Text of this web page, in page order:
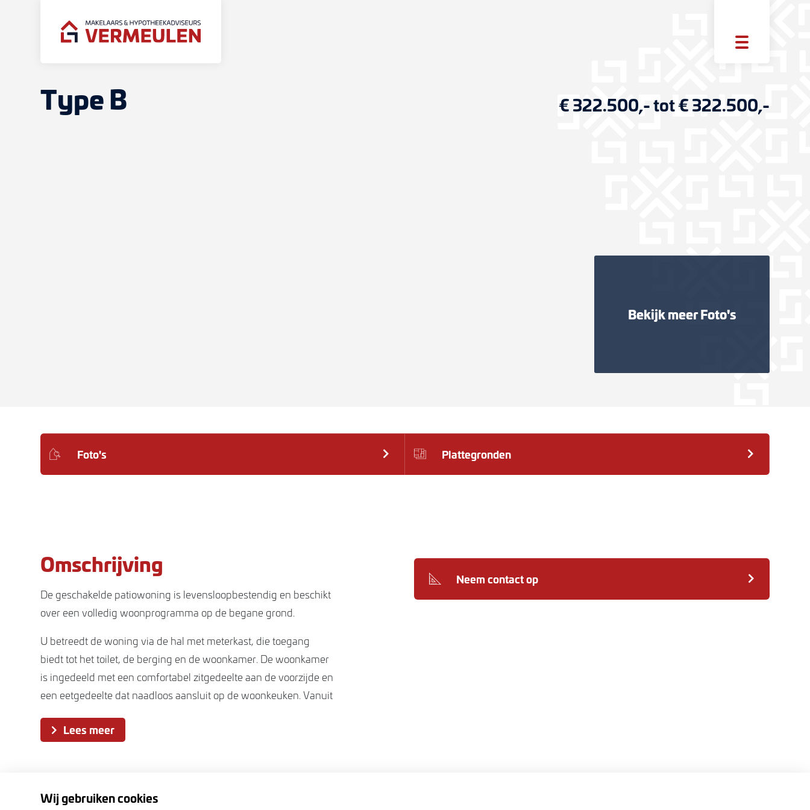
Type B € 322.500,- tot € 322.500,-
Bekijk meer Foto's
Foto's Plattegronden
Omschrijving
De geschakelde patiowoning is levensloopbestendig en beschikt
over een volledig woonprogramma op de begane grond.
U betreedt de woning via de hal met meterkast, die toegang
biedt tot het toilet, de berging en de woonkamer. De woonkamer
is ingedeeld met een comfortabel zitgedeelte aan de voorzijde en
een eetgedeelte dat naadloos aansluit op de woonkeuken. Vanuit
is en suite gesitueerd tussen de slaapkamers. De achtertuin is
vloerverwarming in de gehele woning, een
Lees meer
Neem contact op
Wij gebruiken cookies